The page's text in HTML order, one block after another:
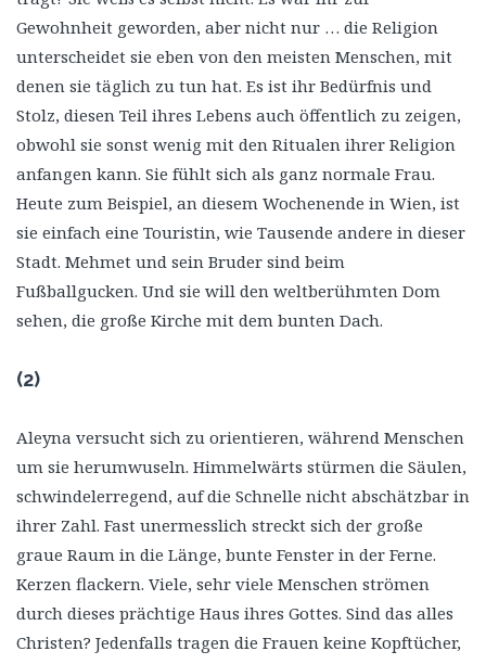
Gewohnheit geworden, aber nicht nur … die Religion
unterscheidet sie eben von den meisten Menschen, mit
denen sie täglich zu tun hat. Es ist ihr Bedürfnis und
Stolz, diesen Teil ihres Lebens auch öffentlich zu zeigen,
obwohl sie sonst wenig mit den Ritualen ihrer Religion
anfangen kann. Sie fühlt sich als ganz normale Frau.
Heute zum Beispiel, an diesem Wochenende in Wien, ist
sie einfach eine Touristin, wie Tausende andere in dieser
Stadt. Mehmet und sein Bruder sind beim
Fußballgucken. Und sie will den weltberühmten Dom
sehen, die große Kirche mit dem bunten Dach.
(2)
Aleyna versucht sich zu orientieren, während Menschen
um sie herumwuseln. Himmelwärts stürmen die Säulen,
schwindelerregend, auf die Schnelle nicht abschätzbar in
ihrer Zahl. Fast unermesslich streckt sich der große
graue Raum in die Länge, bunte Fenster in der Ferne.
Kerzen flackern. Viele, sehr viele Menschen strömen
durch dieses prächtige Haus ihres Gottes. Sind das alles
Christen? Jedenfalls tragen die Frauen keine Kopftücher,